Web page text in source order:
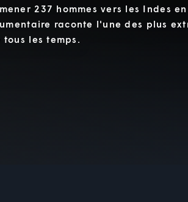
237 hommes vers les Indes
raconte l'une des plus
les temps.